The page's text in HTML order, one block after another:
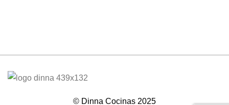
© Dinna Cocinas 2025